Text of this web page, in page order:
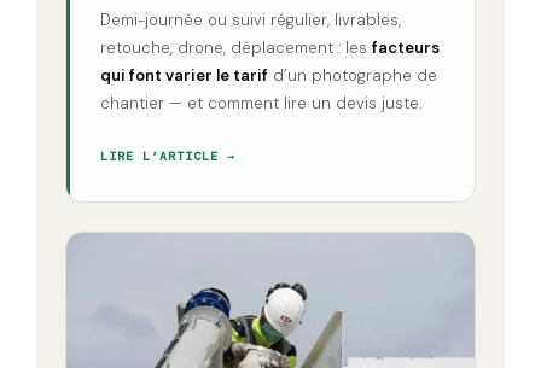
Demi-journée ou suivi régulier, livrables,
retouche, drone, déplacement : les facteurs
qui font varier le tarif d’un photographe de
chantier — et comment lire un devis juste.
LIRE L’ARTICLE →